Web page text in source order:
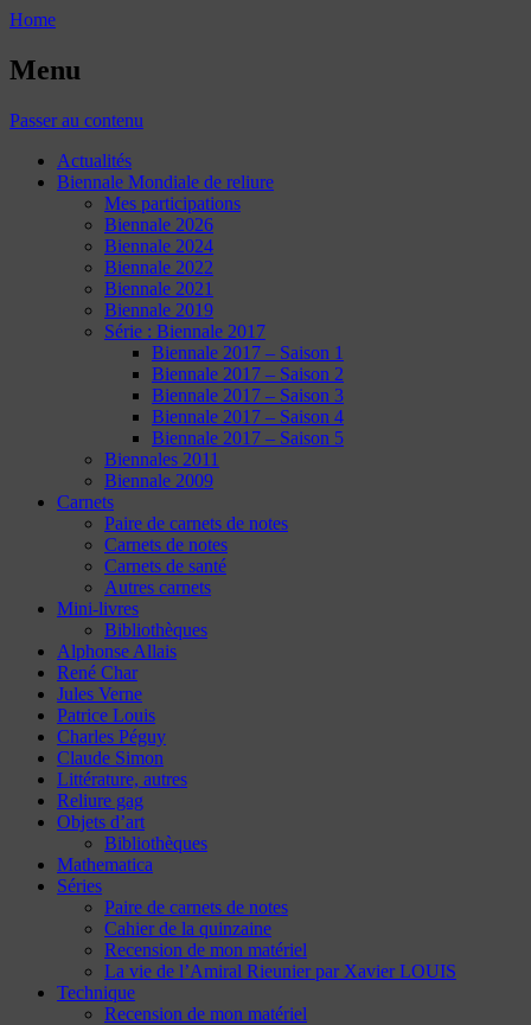
Home
Menu
Passer au contenu
Actualités
Biennale Mondiale de reliure
Mes participations
Biennale 2026
Biennale 2024
Biennale 2022
Biennale 2021
Biennale 2019
Série : Biennale 2017
Biennale 2017 – Saison 1
Biennale 2017 – Saison 2
Biennale 2017 – Saison 3
Biennale 2017 – Saison 4
Biennale 2017 – Saison 5
Biennales 2011
Biennale 2009
Carnets
Paire de carnets de notes
Carnets de notes
Carnets de santé
Autres carnets
Mini-livres
Bibliothèques
Alphonse Allais
René Char
Jules Verne
Patrice Louis
Charles Péguy
Claude Simon
Littérature, autres
Reliure gag
Objets d’art
Bibliothèques
Mathematica
Séries
Paire de carnets de notes
Cahier de la quinzaine
Recension de mon matériel
La vie de l’Amiral Rieunier par Xavier LOUIS
Technique
Recension de mon matériel